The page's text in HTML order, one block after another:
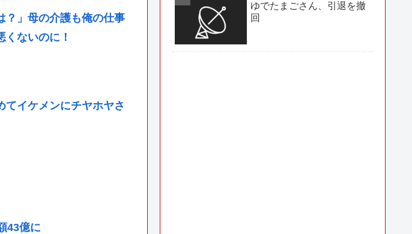
？」母の介護も俺の仕事
ないのに！
イケメンにチヤホヤさ
43億に
ゆでたまごさん、引退を撤
回